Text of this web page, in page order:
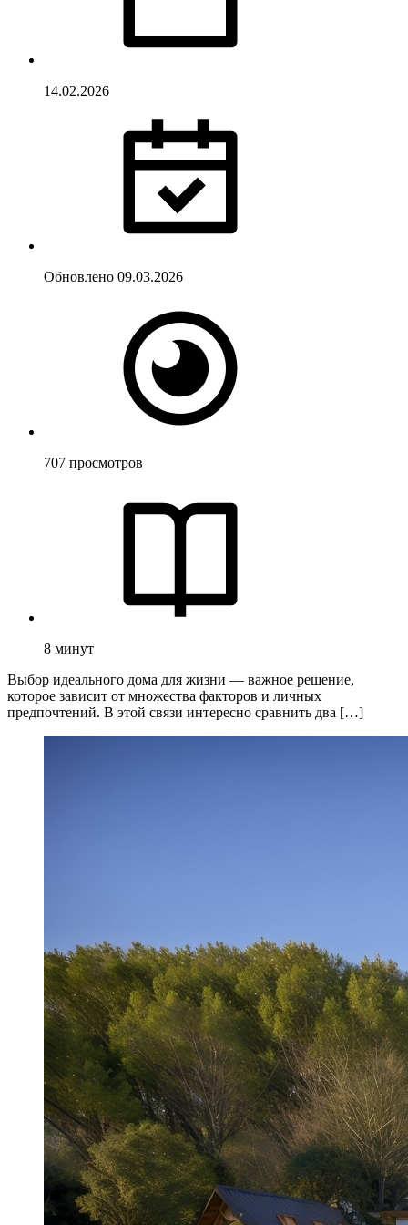
14.02.2026
Обновлено 09.03.2026
707 просмотров
8 минут
Выбор идеального дома для жизни — важное решение,
которое зависит от множества факторов и личных
предпочтений. В этой связи интересно сравнить два […]